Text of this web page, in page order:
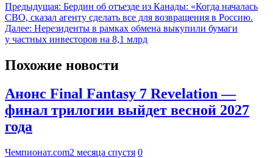
Предыдущая: Бердин об отъезде из Канады: «Когда началась
СВО, сказал агенту сделать все для возвращения в Россию.
Далее: Нерезиденты в рамках обмена выкупили бумаги
у частных инвесторов на 8,1 млрд
Похожие новости
Анонс Final Fantasy 7 Revelation —
финал трилогии выйдет весной 2027
года
Чемпионат.com2 месяца спустя 0